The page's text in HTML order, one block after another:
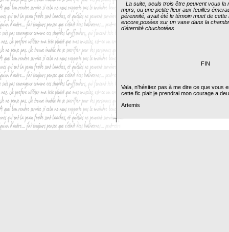
La suite, seuls trois être peuvent vous
murs, ou une petite fleur aux feuilles
pérennité, avait été le témoin muet de
encore,posées sur un vase dans la
d'éternité chuchotées
FIN
Vala, n'hésitez pas à me dire ce que vous
cette fic plait je prendrai mon courage a
Artemis